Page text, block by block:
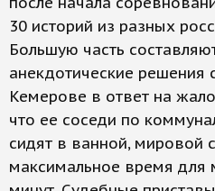
30 историй из разных
Большую часть
анекдотические решения
Кемерове в ответ на
что ее соседи по
сидят в ванной, мировой
максимальное время для